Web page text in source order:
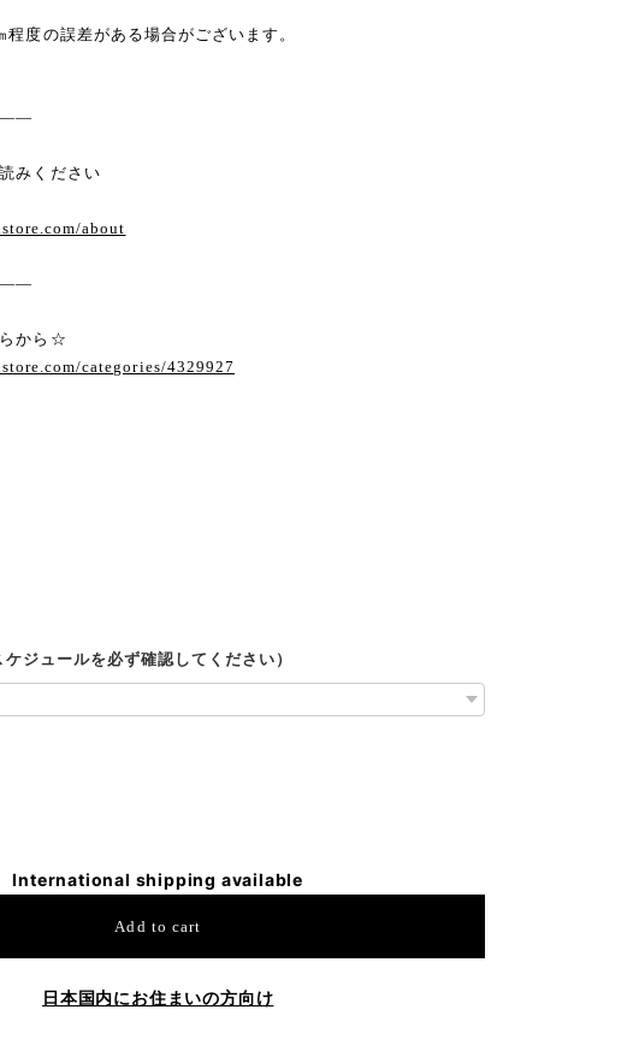
程度の誤差がある場合がございます。
みください
about
から☆
categories/4329927
ジュールを必ず確認してください）
International shipping available
Add to cart
日本国内にお住まいの方向け